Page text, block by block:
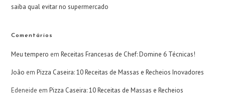
saiba qual evitar no supermercado
Comentários
Meu tempero emReceitas Francesas de Chef: Domine 6 Técnicas!
João emPizza Caseira: 10 Receitas de Massas e Recheios Inovadores
Edeneide emPizza Caseira: 10 Receitas de Massas e Recheios